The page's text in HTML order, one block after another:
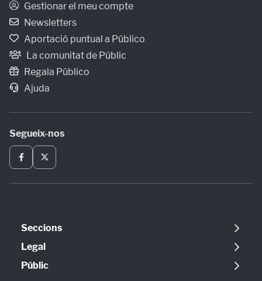
Gestionar el meu compte
Newsletters
Aportació puntual a Público
La comunitat de Públic
Regala Público
Ajuda
Segueix-nos
Seccions
Política
Opinió
Legal
Avís legal
Públic